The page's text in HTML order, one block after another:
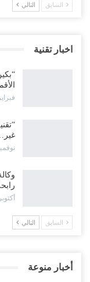
السابق التالي
اخبار تقنية
فبراير 6, 2026
غير…
نوفمبر 13,
أكتوبر 31, 2025
السابق التالي
أخبار منوعة